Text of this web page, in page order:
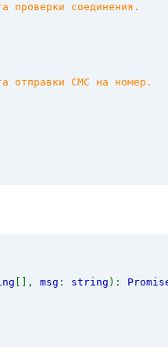
проверки соединения.
отправки СМС на номер.
[], msg : string ):